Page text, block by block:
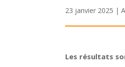
23 janvier 2025 |
Les résultats